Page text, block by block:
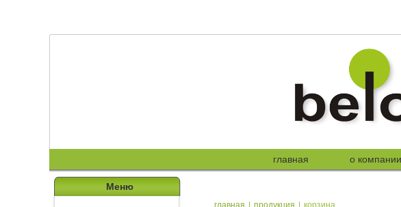
главная о компании
Меню
главная | продукция | корзина